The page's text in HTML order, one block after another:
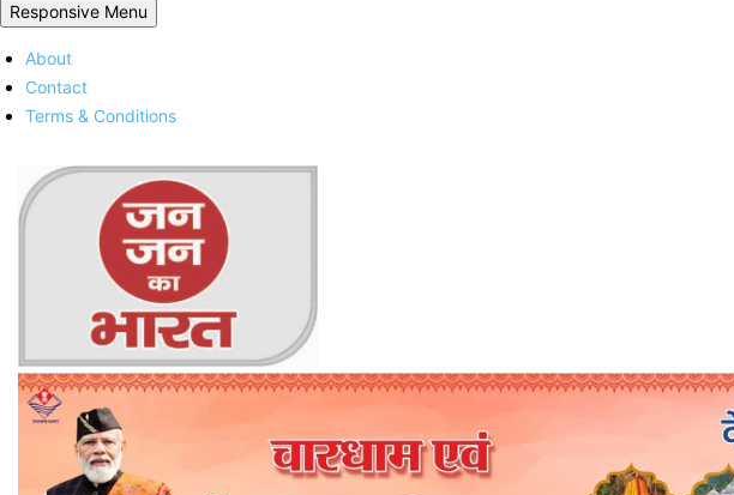
Responsive Menu
About
Contact
Terms & Conditions
Jan Jan Ka Bharat
Online Trending Hindi News Website